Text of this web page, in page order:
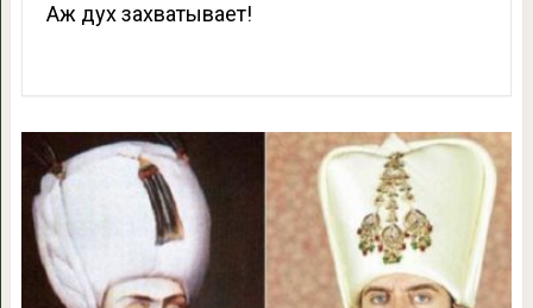
Аж дух захватывает!